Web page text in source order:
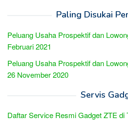
Paling Disukai
Peluang Usaha Prospektif dan
Februari 2021
Peluang Usaha Prospektif dan
26 November 2020
Servis
Daftar Service Resmi Gadget ZTE di